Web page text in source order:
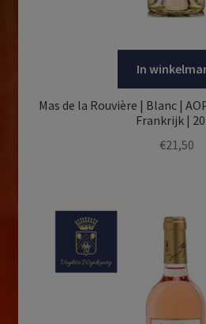
In
Mas de la Rouvière | Blanc |
Frankrijk |
€21,50